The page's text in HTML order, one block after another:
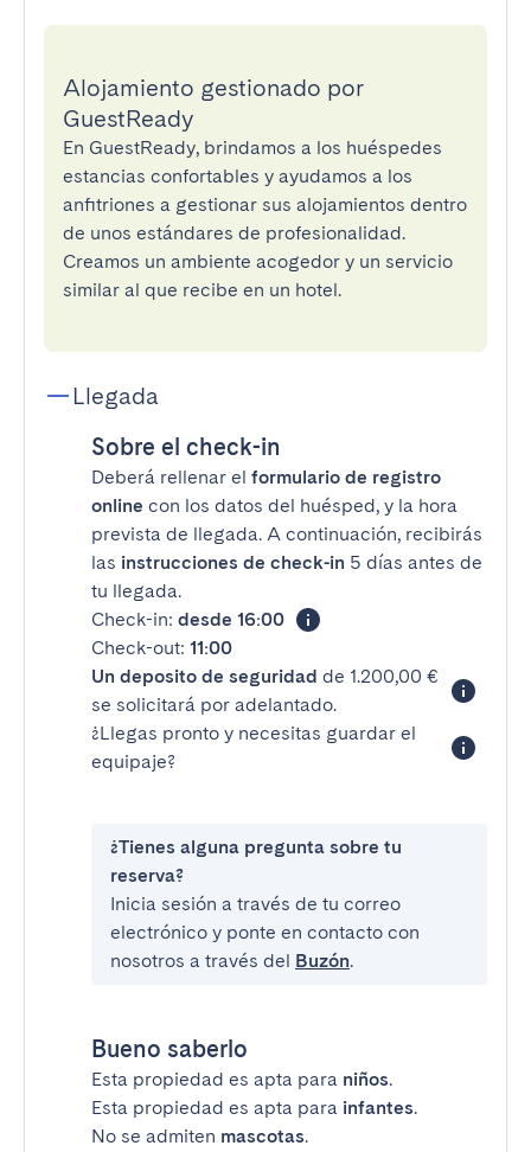
Alojamiento gestionado por
GuestReady
En GuestReady, brindamos a los huéspedes
estancias confortables y ayudamos a los
anfitriones a gestionar sus alojamientos dentro
de unos estándares de profesionalidad.
Creamos un ambiente acogedor y un servicio
similar al que recibe en un hotel.
Llegada
Sobre el check-in
Deberá rellenar el formulario de registro
online con los datos del huésped, y la hora
prevista de llegada. A continuación, recibirás
las instrucciones de check-in 5 días antes de
tu llegada.
Check-in: desde 16:00
Check-out: 11:00
Un deposito de seguridad de 1.200,00 €
se solicitará por adelantado.
¿Llegas pronto y necesitas guardar el
equipaje?
¿Tienes alguna pregunta sobre tu
reserva?
Inicia sesión a través de tu correo
electrónico y ponte en contacto con
nosotros a través del Buzón.
Bueno saberlo
Esta propiedad es apta para niños.
Esta propiedad es apta para infantes.
No se admiten mascotas.